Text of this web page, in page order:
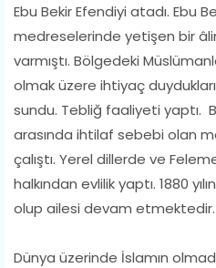
Ebu Bekir Efendiyi atadı. Ebu
medreselerinde yetişen bir
varmıştı. Bölgedeki
olmak üzere ihtiyaç
sundu. Tebliğ faaliyeti yaptı.
arasında ihtilaf sebebi olan
çalıştı. Yerel dillerde ve
halkından evlilik yaptı. 1880
olup ailesi devam etmektedir.
Dünya üzerinde İslamın